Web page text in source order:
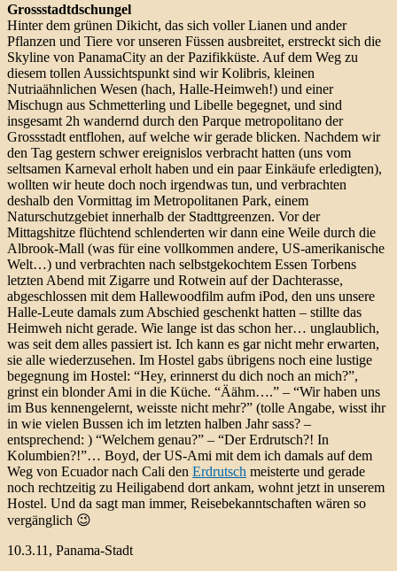
Grossstadtdschungel
Hinter dem grünen Dikicht, das sich voller Lianen und ander
Pflanzen und Tiere vor unseren Füssen ausbreitet, erstreckt sich die
Skyline von PanamaCity an der Pazifikküste. Auf dem Weg zu
diesem tollen Aussichtspunkt sind wir Kolibris, kleinen
Nutriaähnlichen Wesen (hach, Halle-Heimweh!) und einer
Mischugn aus Schmetterling und Libelle begegnet, und sind
insgesamt 2h wandernd durch den Parque metropolitano der
Grossstadt entflohen, auf welche wir gerade blicken. Nachdem wir
den Tag gestern schwer ereignislos verbracht hatten (uns vom
seltsamen Karneval erholt haben und ein paar Einkäufe erledigten),
wollten wir heute doch noch irgendwas tun, und verbrachten
deshalb den Vormittag im Metropolitanen Park, einem
Naturschutzgebiet innerhalb der Stadttgreenzen. Vor der
Mittagshitze flüchtend schlenderten wir dann eine Weile durch die
Albrook-Mall (was für eine vollkommen andere, US-amerikanische
Welt…) und verbrachten nach selbstgekochtem Essen Torbens
letzten Abend mit Zigarre und Rotwein auf der Dachterasse,
abgeschlossen mit dem Hallewoodfilm aufm iPod, den uns unsere
Halle-Leute damals zum Abschied geschenkt hatten – stillte das
Heimweh nicht gerade. Wie lange ist das schon her… unglaublich,
was seit dem alles passiert ist. Ich kann es gar nicht mehr erwarten,
sie alle wiederzusehen. Im Hostel gabs übrigens noch eine lustige
begegnung im Hostel: “Hey, erinnerst du dich noch an mich?”,
grinst ein blonder Ami in die Küche. “Äähm….” – “Wir haben uns
im Bus kennengelernt, weisste nicht mehr?” (tolle Angabe, wisst ihr
in wie vielen Bussen ich im letzten halben Jahr sass? –
entsprechend: ) “Welchem genau?” – “Der Erdrutsch?! In
Kolumbien?!”… Boyd, der US-Ami mit dem ich damals auf dem
Weg von Ecuador nach Cali den Erdrutsch meisterte und gerade
noch rechtzeitig zu Heiligabend dort ankam, wohnt jetzt in unserem
Hostel. Und da sagt man immer, Reisebekanntschaften wären so
vergänglich 😉
10.3.11, Panama-Stadt